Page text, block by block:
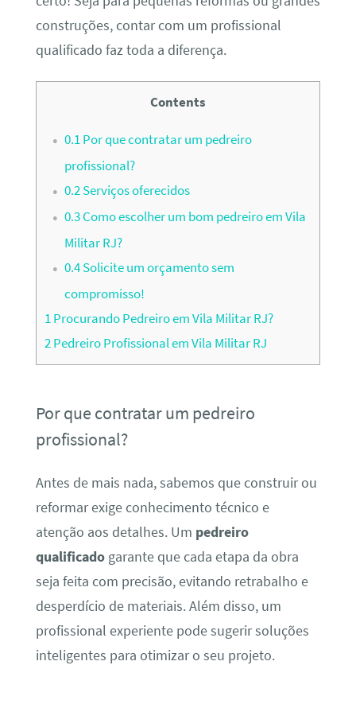
construções, contar com um profissional
qualificado faz toda a diferença.
Contents
0.1Por que contratar um pedreiro
profissional?
0.2Serviços oferecidos
0.3Como escolher um bom pedreiro em Vila
Militar RJ?
0.4Solicite um orçamento sem
compromisso!
1Procurando Pedreiro em Vila Militar RJ?
2Pedreiro Profissional em Vila Militar RJ
Por que contratar um pedreiro
profissional?
Antes de mais nada, sabemos que construir ou
reformar exige conhecimento técnico e
atenção aos detalhes. Um pedreiro
qualificadogarante que cada etapa da obra
seja feita com precisão, evitando retrabalho e
desperdício de materiais. Além disso, um
profissional experiente pode sugerir soluções
inteligentes para otimizar o seu projeto.